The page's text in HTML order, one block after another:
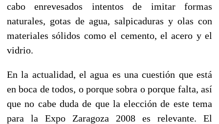
cabo enrevesados intentos de imitar formas
naturales, gotas de agua, salpicaduras y olas con
materiales sólidos como el cemento, el acero y el
vidrio.
En la actualidad, el agua es una cuestión que está
en boca de todos, o porque sobra o porque falta, así
que no cabe duda de que la elección de este tema
para la Expo Zaragoza 2008 es relevante. El